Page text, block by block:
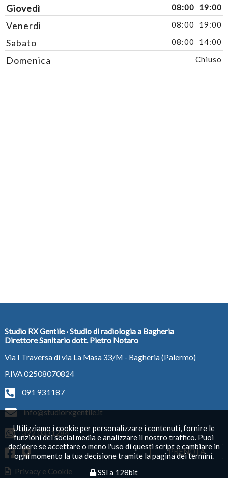
Giovedì 08:00 19:00
Venerdì 08:00 19:00
Sabato 08:00 14:00
Domenica Chiuso
Studio RX Gentile · Studio di radiologia a Bagheria
Direttore Sanitario dott. Pietro Notaro
Via I Traversa di via La Masa 33/M - Bagheria (Palermo)
P.IVA 02508070824
091 931187
info@studiorxgentile.it
392 0331284
PRENOTA
Privacy e Cookie
Utilizziamo i cookie per personalizzare i contenuti, fornire le
funzioni dei social media e analizzare il nostro traffico. Puoi
decidere se accettare o meno l'uso di questi script e cambiare in
ogni momento la tua decisione tramite la pagina dei termini.
SSl a 128bit